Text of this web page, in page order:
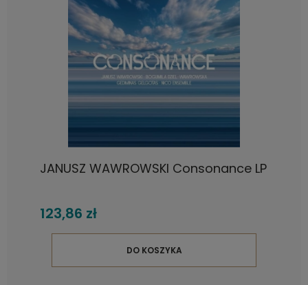
JANUSZ WAWROWSKI Consonance LP
123,86 zł
DO KOSZYKA